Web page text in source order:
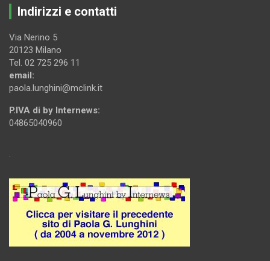
Indirizzi e contatti
Via Nerino 5
20123 Milano
Tel. 02 725 296 11
email:
paola.lunghini@mclink.it
P.IVA di by Internews:
04865040960
.